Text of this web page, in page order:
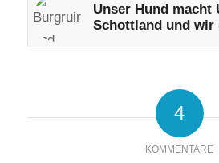
Unser Hund macht
Schottland und wir
4
KOMMENTARE